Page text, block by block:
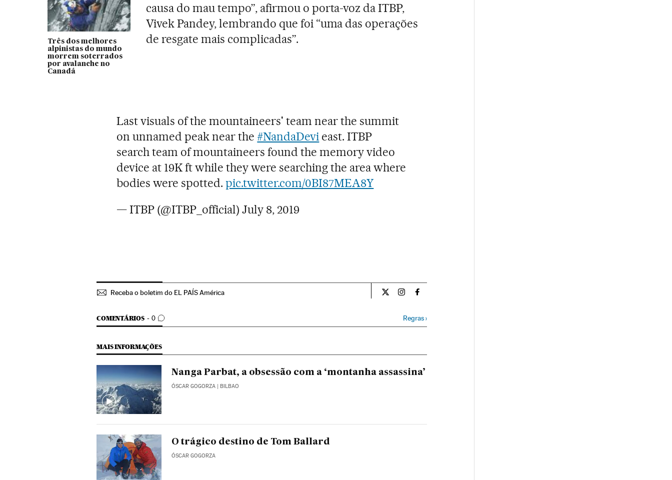
Três dos melhores
alpinistas do mundo
morrem soterrados
por avalanche no
Canadá
causa do mau tempo”, afirmou o porta-voz da ITBP,
Vivek Pandey, lembrando que foi “uma das operações
de resgate mais complicadas”.
Last visuals of the mountaineers' team near the summit
on unnamed peak near the #NandaDevi east. ITBP
search team of mountaineers found the memory video
device at 19K ft while they were searching the area where
bodies were spotted.pic.twitter.com/0BI87MEA8Y
— ITBP (@ITBP_official)July 8, 2019
Receba o boletim do EL PAÍS América Internacional El País Brasil en Twitter
Internacional El País Brasil en Instagram
Internacional El País Brasil en Facebook
COMENTÁRIOS 0
COMENTÁRIOS Regras›
MAIS INFORMAÇÕES
Nanga Parbat, a obsessão com a ‘montanha assassina’
ÓSCAR GOGORZA | BILBAO
O trágico destino de Tom Ballard
ÓSCAR GOGORZA